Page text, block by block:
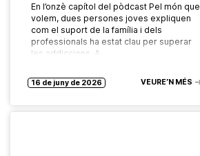
En l’onzè capítol del pòdcast Pel món que
volem, dues persones joves expliquen
com el suport de la família i dels
professionals ha estat clau per superar
les addiccions. A…
16 de juny de 2026 VEURE’N MÉS